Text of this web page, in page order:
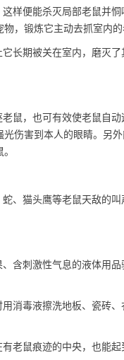
样便能杀灭局部老鼠并
，锻炼它主动去抓室内的
长期被关在室内，磨灭
鼠，也可有效使老鼠自
伤害到本人的眼睛。另
、猫头鹰等老鼠天敌的
含刺激性气息的液体用
消毒液擦洗地板、瓷砖
老鼠痕迹的中央，也能起